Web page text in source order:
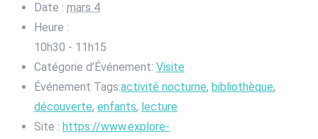
Date : mars 4
Heure :
10h30 - 11h15
Catégorie d’Événement: Visite
Événement Tags:activité nocturne, bibliothèque,
découverte, enfants, lecture
Site : https://www.explore-